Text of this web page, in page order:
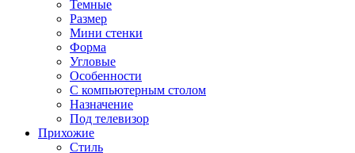
Темные
Размер
Мини стенки
Форма
Угловые
Особенности
С компьютерным столом
Назначение
Под телевизор
Прихожие
Стиль